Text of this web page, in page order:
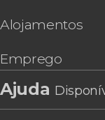
Alojamentos
Emprego
Ajuda